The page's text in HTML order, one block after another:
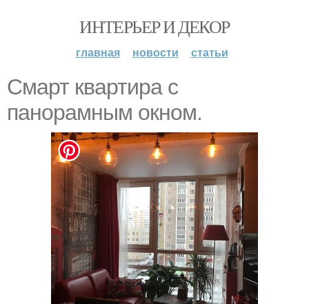
ИНТЕРЬЕР И ДЕКОР
главная новости статьи
Смарт квартира с
панорамным окном.